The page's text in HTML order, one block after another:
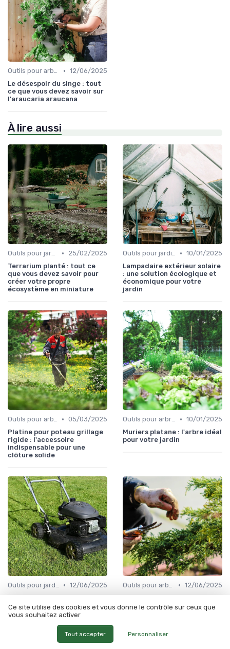
Outils pour arbres et arbustes • 12/06/2025
Le désespoir du singe : tout
ce que vous devez savoir sur
l'araucaria araucana
À lire aussi
Outils pour jardinage urbain •
25/02/2025
Terrarium planté : tout ce
que vous devez savoir pour
créer votre propre
écosystème en miniature
Outils pour jardinage écologique • 10/01/2025
Lampadaire extérieur solaire
: une solution écologique et
économique pour votre
jardin
Outils pour arbres et arbustes • 05/03/2025
Platine pour poteau grillage
rigide : l'accessoire
indispensable pour une
clôture solide
Outils pour arbres et arbustes • 10/01/2025
Muriers platane : l'arbre idéal
pour votre jardin
Outils pour jardinage écologique • 12/06/2025
: une solution naturelle pour
votre jardin
Outils pour arbres et arbustes • 12/06/2025
l'arbre parfait pour votre
Ce site utilise des cookies et vous donne le contrôle sur ceux que
vous souhaitez activer
Tout accepter Personnaliser